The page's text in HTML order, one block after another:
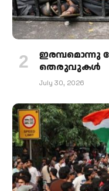
ഇരമ്പമൊന്നു
തെരുവുകള്‍
July 30, 2026